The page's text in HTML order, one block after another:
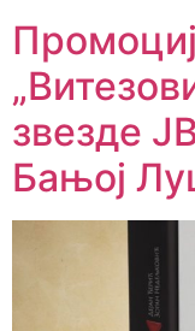
звезде
Бањој